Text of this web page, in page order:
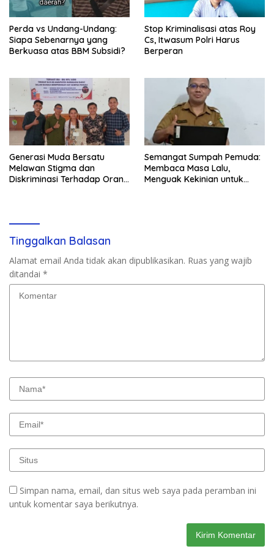
Perda vs Undang-Undang:
Siapa Sebenarnya yang
Berkuasa atas BBM Subsidi?
Stop Kriminalisasi atas Roy
Cs, Itwasum Polri Harus
Berperan
Generasi Muda Bersatu
Melawan Stigma dan
Diskriminasi Terhadap Orang
Semangat Sumpah Pemuda:
Membaca Masa Lalu,
Menguak Kekinian untuk
Tinggalkan Balasan
Alamat email Anda tidak akan dipublikasikan. Ruas yang wajib
ditandai *
Simpan nama, email, dan situs web saya pada peramban ini
untuk komentar saya berikutnya.